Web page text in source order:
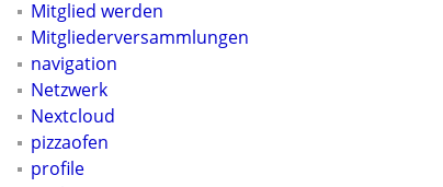
Mitglied werden
Mitgliederversammlungen
navigation
Netzwerk
Nextcloud
pizzaofen
profile